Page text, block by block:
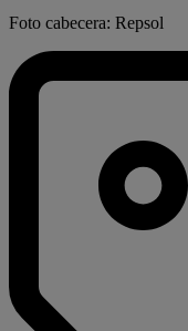
Foto cabecera: Repsol